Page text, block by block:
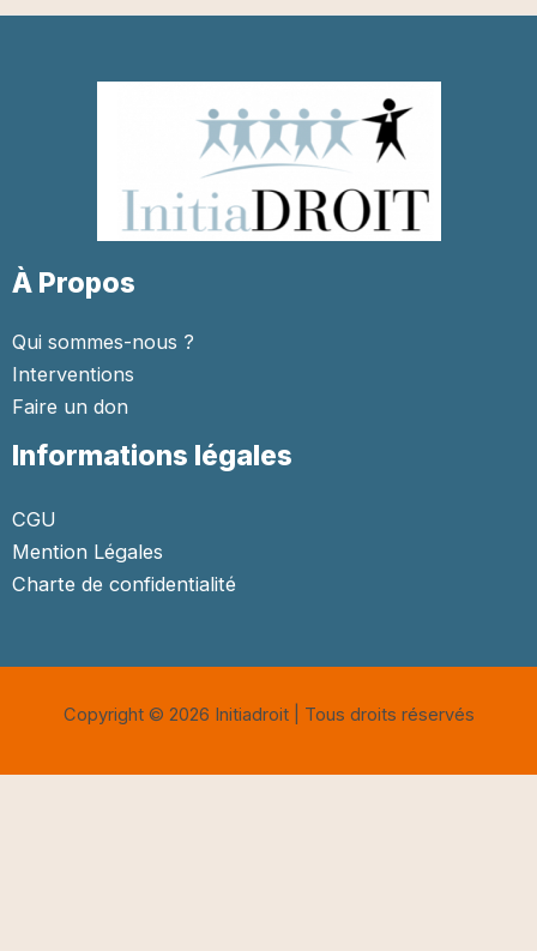
À Propos
Qui sommes-nous ?
Interventions
Faire un don
Informations légales
CGU
Mention Légales
Charte de confidentialité
Copyright © 2026 Initiadroit | Tous droits réservés